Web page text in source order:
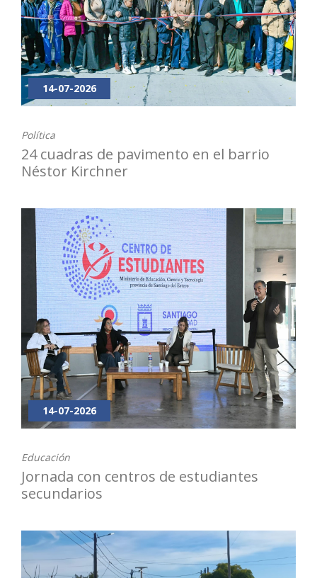
14-07-2026
Política
24 cuadras de pavimento en el barrio
Néstor Kirchner
14-07-2026
Educación
Jornada con centros de estudiantes
secundarios